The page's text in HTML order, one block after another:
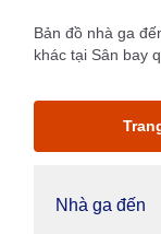
Bản đồ nhà ga
khác tại Sân bay
Nhà ga đến